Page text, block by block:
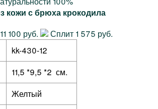
кожи с брюха крокодила
11 100 руб.
Сплит 1 575 руб.
kk-430-12
11,5 *9,5 *2 см.
Желтый